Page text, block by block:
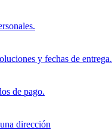
y fechas de entrega.
de pago.
dirección